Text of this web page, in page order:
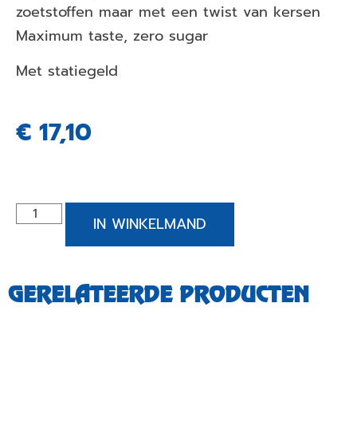
zoetstoffen maar met een twist van kersen
Maximum taste, zero sugar
Met statiegeld
€ 17,10
IN WINKELMAND
GERELATEERDE PRODUCTEN